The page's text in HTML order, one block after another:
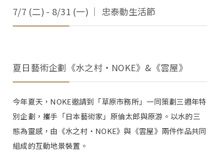
7/7 (二) - 8/31 (一) │ 忠泰動生活節
夏日藝術企劃《水之村・NOKE》&《雲屋》
今年夏天，NOKE邀請到「草原市務所」一同策劃三週年特
別企劃，攜手「日本藝術家」原倫太郎與原游。以水的三
態為靈感，由《水之村・NOKE》與《雲屋》兩件作品共同
組成的互動地景裝置。